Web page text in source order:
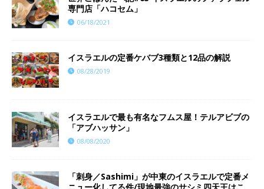
専門店「ハコセム」
06/18/2021
イスラエルの定番ケバブ3種類と12品の解説
08/28/2019
イスラエルで最も有名なフムス屋！テルアビブの
「アブハッサン」
08/08/2020
「刺身／Sashimi」が中東のイスラエルで定番メ